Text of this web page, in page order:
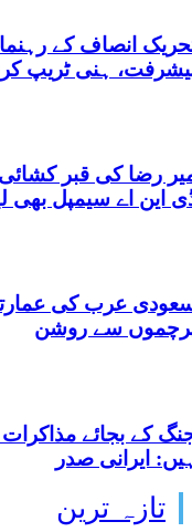
تازہ ترین
انصاف کے
ہنی ٹریپ
رضا کی قبر
این اے سیمپل بھی
عرب کی
سے روشن
کے بجائے
ایرانی صدر